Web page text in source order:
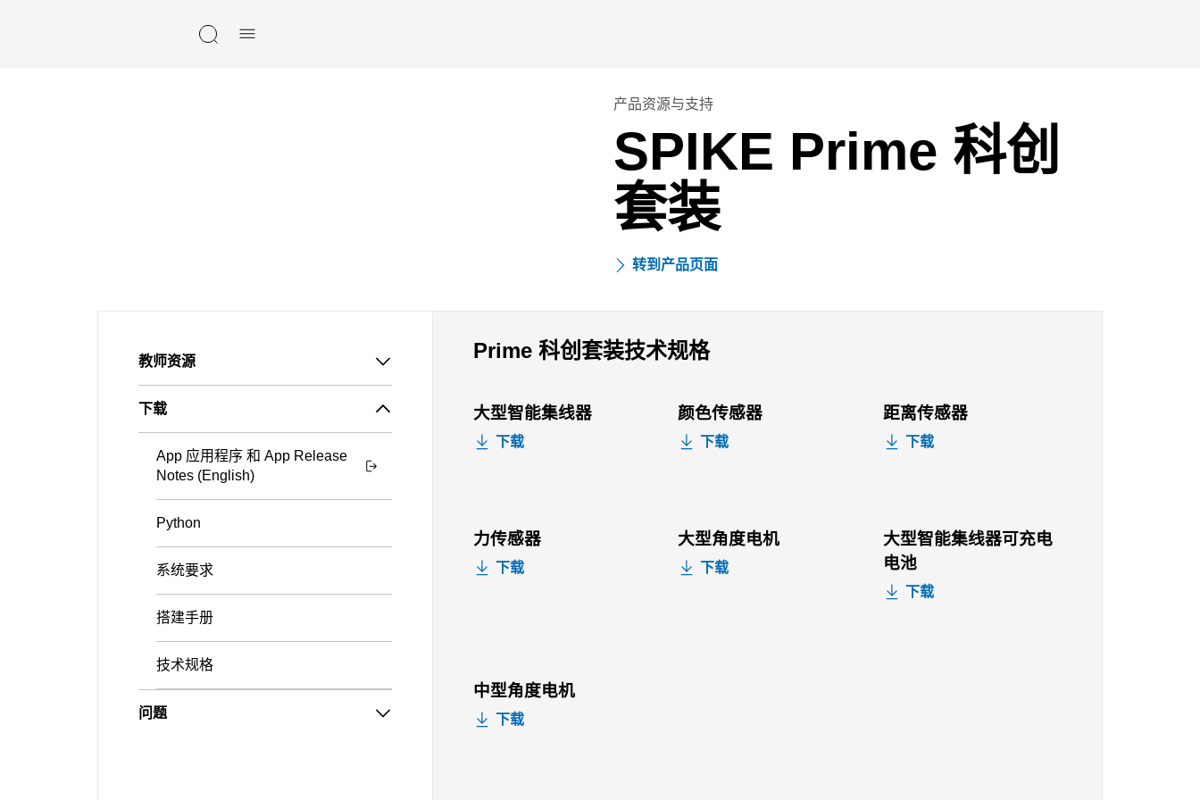
产品资源与支持
SPIKE Prime 科创
套装
转到产品页面
教师资源
下载
App 应用程序 和 App Release
Notes (English)
Python
系统要求
搭建手册
技术规格
问题
Prime 科创套装技术规格
大型智能集线器
下载
颜色传感器
下载
距离传感器
下载
力传感器
下载
大型角度电机
下载
大型智能集线器可充电
电池
下载
中型角度电机
下载